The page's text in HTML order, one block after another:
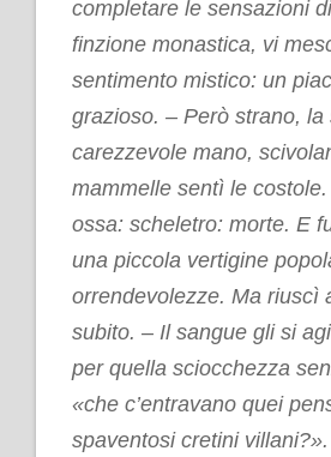
completare le sensazioni
finzione monastica, vi
sentimento mistico: un
grazioso. – Però strano, la
carezzevole mano,
mammelle sentì le
ossa: scheletro: morte. E
una piccola vertigine
orrendevolezze. Ma riuscì
subito. – Il sangue gli si
per quella sciocchezza
«che c’entravano quei
spaventosi cretini